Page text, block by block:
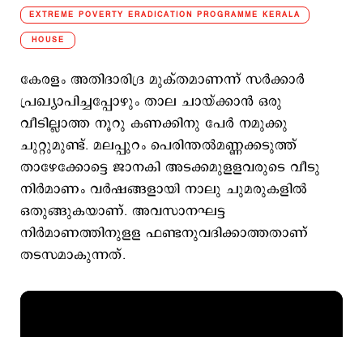
EXTREME POVERTY ERADICATION PROGRAMME KERALA
HOUSE
കേരളം അതിദാരിദ്ര മുക്തമാണന്ന് സര്‍ക്കാര്‍
പ്രഖ്യാപിച്ചപ്പോഴും താല ചായ്ക്കാന്‍ ഒരു
വീടില്ലാത്ത നൂറു കണക്കിനു പേര്‍ നമുക്കു
ചുറ്റുമുണ്ട്. മലപ്പുറം പെരിന്തല്‍മണ്ണക്കടുത്ത്
താഴേക്കോട്ടെ ജാനകി അടക്കമുളളവരുടെ വീടു
നിര്‍മാണം വര്‍ഷങ്ങളായി നാലു ചുമരുകളില്‍
ഒതുങ്ങുകയാണ്. അവസാനഘട്ട
നിര്‍മാണത്തിനുളള ഫണ്ടനുവദിക്കാത്തതാണ്
തടസമാകുന്നത്.